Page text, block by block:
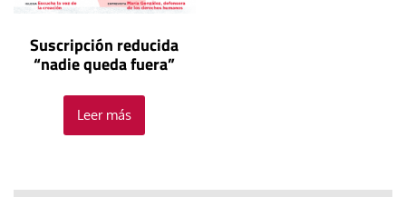
Suscripción reducida
“nadie queda fuera”
Leer más